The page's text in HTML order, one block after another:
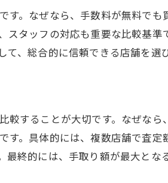
料と価格を比較するコツ
価格を見分ける視点
と注意点
リスクと見落としがちな点
生しやすい落とし穴とは
にある注意事項まとめ
。なぜなら、手数料が無料で
タッフの対応も重要な比較基
、総合的に信頼できる店舗を選
することが大切です。なぜな
。具体的には、複数店舗で査
終的には、手取り額が最大とな